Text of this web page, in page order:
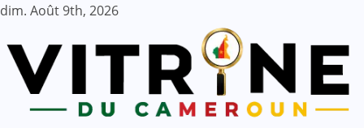
Skip
content
dim. Août 9th, 2026